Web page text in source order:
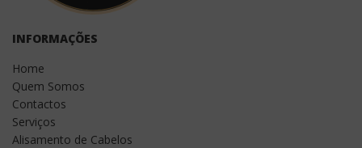
INFORMAÇÕES
Home
Quem Somos
Contactos
Serviços
Alisamento de Cabelos